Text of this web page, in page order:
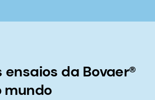
ensaios da Bovaer®
mundo